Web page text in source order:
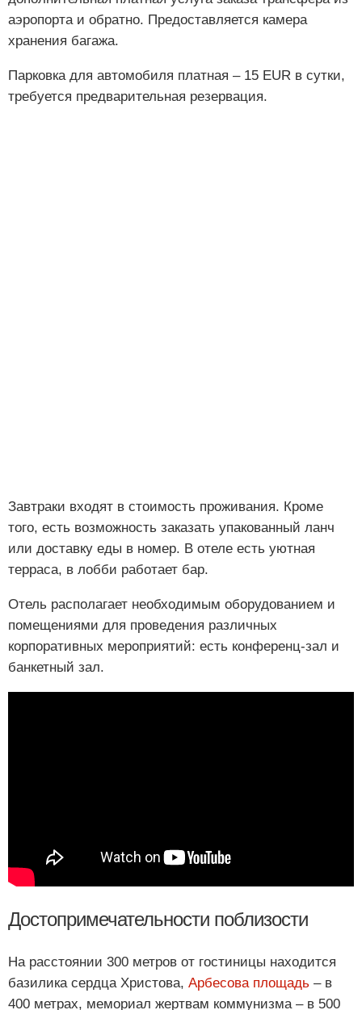
аэропорта и обратно. Предоставляется камера
хранения багажа.
Парковка для автомобиля платная – 15 EUR в сутки,
требуется предварительная резервация.
Завтраки входят в стоимость проживания. Кроме
того, есть возможность заказать упакованный ланч
или доставку еды в номер. В отеле есть уютная
терраса, в лобби работает бар.
Отель располагает необходимым оборудованием и
помещениями для проведения различных
корпоративных мероприятий: есть конференц-зал и
банкетный зал.
Достопримечательности поблизости
На расстоянии 300 метров от гостиницы находится
базилика сердца Христова, Арбесова площадь – в
400 метрах, мемориал жертвам коммунизма – в 500